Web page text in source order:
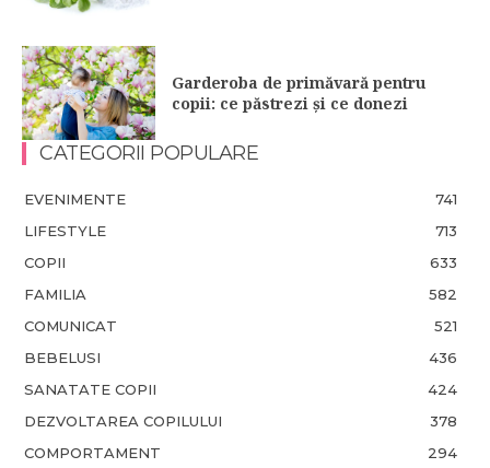
Garderoba de primăvară pentru
copii: ce păstrezi și ce donezi
CATEGORII POPULARE
EVENIMENTE
741
LIFESTYLE
713
COPII
633
FAMILIA
582
COMUNICAT
521
BEBELUSI
436
SANATATE COPII
424
DEZVOLTAREA COPILULUI
378
COMPORTAMENT
294